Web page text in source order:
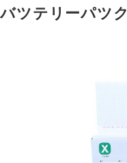
バツテリーパツク